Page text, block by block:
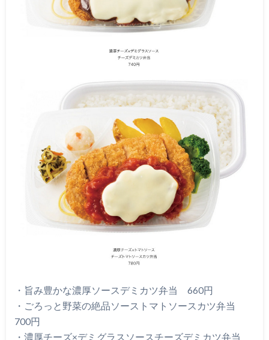
・旨み豊かな濃厚ソースデミカツ弁当 660円
・ごろっと野菜の絶品ソーストマトソースカツ弁当
700円
・濃厚チーズ×デミグラスソースチーズデミカツ弁当